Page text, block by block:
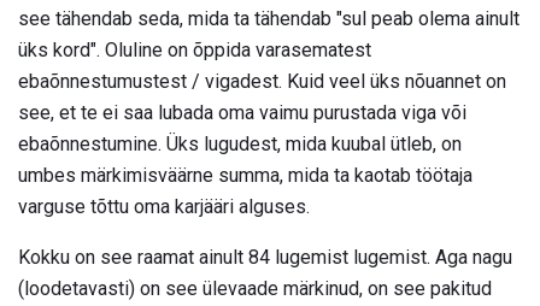
see tähendab seda, mida ta tähendab "sul peab olema ainult
üks kord". Oluline on õppida varasematest
ebaõnnestumustest / vigadest. Kuid veel üks nõuannet on
see, et te ei saa lubada oma vaimu purustada viga või
ebaõnnestumine. Üks lugudest, mida kuubal ütleb, on
umbes märkimisväärne summa, mida ta kaotab töötaja
varguse tõttu oma karjääri alguses.
Kokku on see raamat ainult 84 lugemist lugemist. Aga nagu
(loodetavasti) on see ülevaade märkinud, on see pakitud